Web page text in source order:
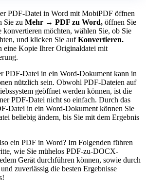
PDF-Datei in Word mit MobiPDF öffnen
Sie zu Mehr → PDF zu Word, öffnen Sie
möchten, wählen Sie, ob Sie
und klicken Sie aufKonvertieren.
eine Kopie Ihrer Originaldatei mit
PDF-Datei in ein Word-Dokument kann in
nützlich sein. Obwohl PDF-Dateien auf
geöffnet werden können, ist die
PDF-Datei nicht so einfach. Durch das
Datei in ein Word-Dokument können Sie
beliebig ändern, bis Sie mit dem Ergebnis
ein PDF in Word? Im Folgenden führen
wie Sie mühelos PDF-zu-DOCX-
Gerät durchführen können, sowie durch
zuverlässig die besten Ergebnisse